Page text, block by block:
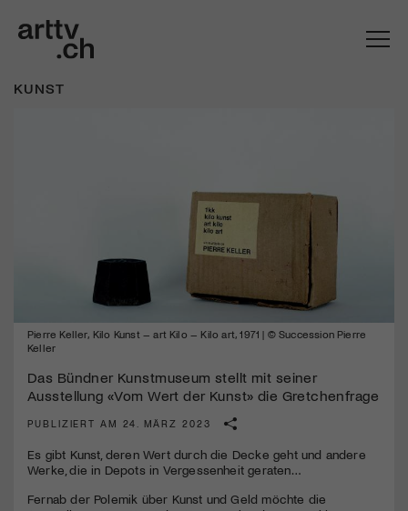
KUNST
Pierre Keller, Kilo Kunst – art Kilo – Kilo art, 1971 | © Succession Pierre
Keller
Das Bündner Kunstmuseum stellt mit seiner
Ausstellung «Vom Wert der Kunst» die Gretchenfrage
PUBLIZIERT AM 24. MÄRZ 2023
Es gibt Kunst, deren Wert durch die Decke geht und andere
Werke, die in Depots in Vergessenheit geraten…
Fernab der Polemik über Kunst und Geld möchte die
Mach mit: «Be Part of the Art»!
Engagiere dich als Kulturliebhaber:in, Kulturschaffende(r) oder
Kulturinstitution und unterstütze unsere Arbeit.
Mit deiner Mitgliedschaft erhältst du kostenlosen Zugang zu
diversen Kulturevents.